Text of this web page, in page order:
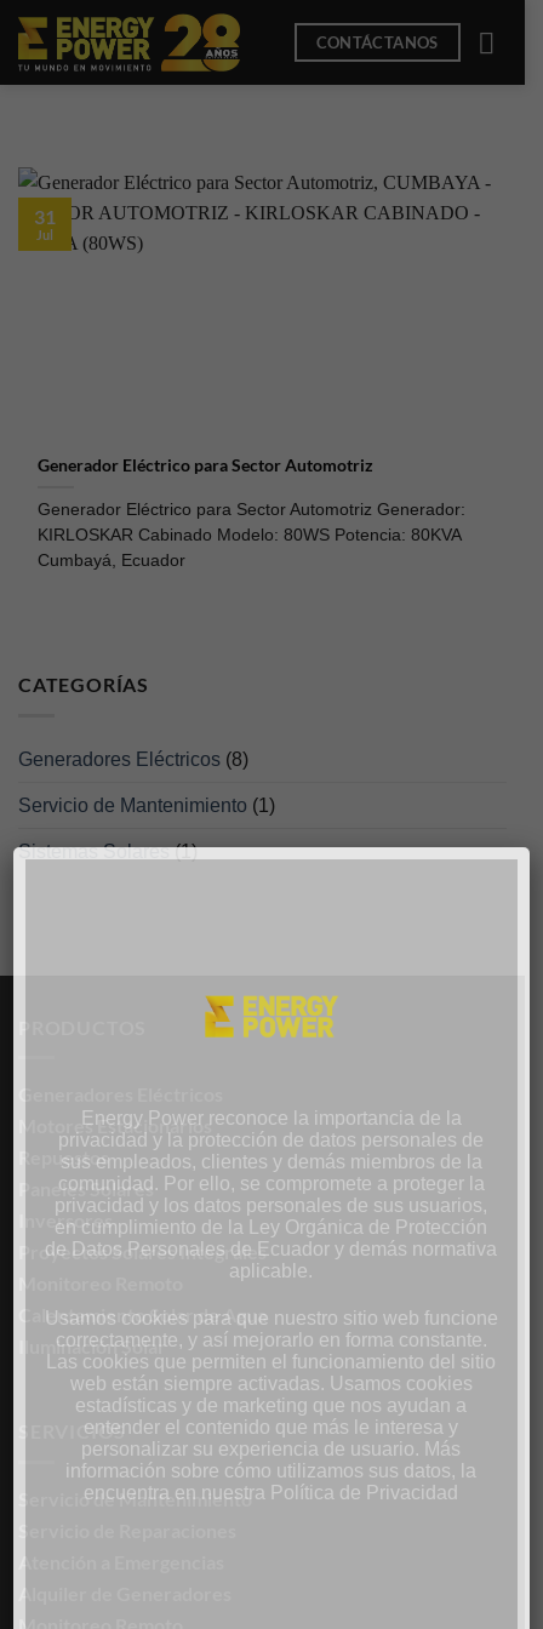
Saltar
contenido
CONTÁCTANOS
Generador Eléctrico para Sector Automotriz
Generador Eléctrico para Sector Automotriz Generador:
KIRLOSKAR Cabinado Modelo: 80WS Potencia: 80KVA
Cumbayá, Ecuador
31
Jul
CATEGORÍAS
Generadores Eléctricos (8)
Servicio de Mantenimiento (1)
Sistemas Solares(1)
Motores Estacionarios
Repuestos
Paneles Solares
Inversores
Proyectos Solares Integrales
Calentamiento Solar de Agua
Iluminación Solar
SERVICIOS
Servicio de Mantenimiento
Energy Power reconoce la importancia de la
privacidad y la protección de datos personales de
sus empleados, clientes y demás miembros de la
comunidad. Por ello, se compromete a proteger la
privacidad y los datos personales de sus usuarios,
en cumplimiento de la Ley Orgánica de Protección
de Datos Personales de Ecuador y demás normativa
aplicable.
Usamos cookies para que nuestro sitio web funcione
correctamente, y así mejorarlo en forma constante.
Las cookies que permiten el funcionamiento del sitio
web están siempre activadas. Usamos cookies
estadísticas y de marketing que nos ayudan a
entender el contenido que más le interesa y
personalizar su experiencia de usuario. Más
información sobre cómo utilizamos sus datos, la
encuentra en nuestra Política de Privacidad